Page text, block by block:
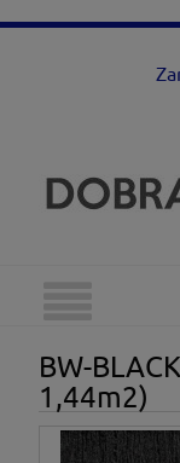
BW-
1,44m2)